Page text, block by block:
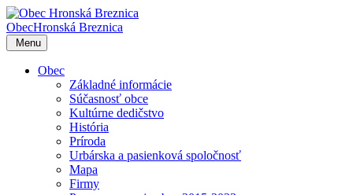
ObecHronská Breznica
Menu
Obec
Základné informácie
Súčasnosť obce
Kultúrne dedičstvo
História
Príroda
Urbárska a pasienková spoločnosť
Mapa
Firmy